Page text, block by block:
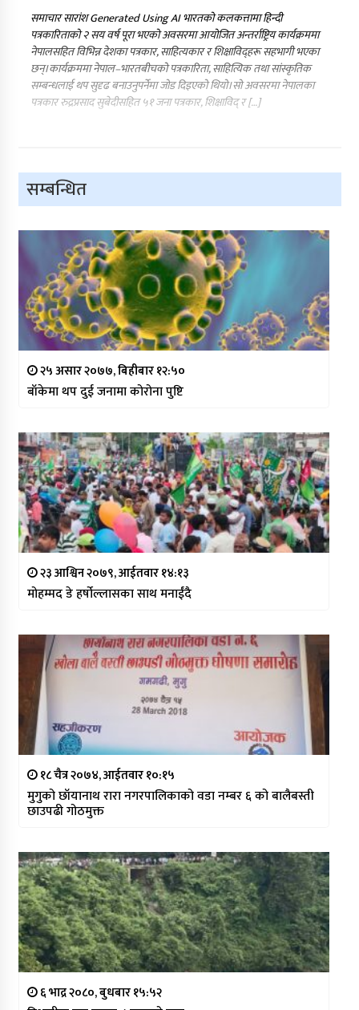
समाचार सारांश Generated Using AI भारतको कलकत्तामा हिन्दी
पत्रकारिताको २ सय वर्ष पूरा भएको अवसरमा आयोजित अन्तर्राष्ट्रिय कार्यक्रममा
नेपालसहित विभिन्न देशका पत्रकार, साहित्यकार र शिक्षाविद्हरू सहभागी भएका
छन्।कार्यक्रममा नेपाल–भारतबीचको पत्रकारिता, साहित्यिक तथा सांस्कृतिक
सम्बन्धलाई थप सुदृढ बनाउनुपर्नेमा जोड दिइएको थियो।सो अवसरमा नेपालका
पत्रकार रुद्रप्रसाद सुबेदीसहित ५१ जना पत्रकार, शिक्षाविद् र […]
सम्बन्धित
२५ असार २०७७, बिहीबार १२:५०
बाँकेमा थप दुई जनामा कोरोना पुष्टि
२३ आश्विन २०७९, आईतवार १४:१३
मोहम्मद डे हर्षोल्लासका साथ मनाईंदै
१८ चैत्र २०७४, आईतवार १०:१५
मुगुको छाँयानाथ रारा नगरपालिकाको वडा नम्बर ६ को बालैबस्ती
छाउपढी गोठमुक्त
६ भाद्र २०८०, बुधबार १५:५२